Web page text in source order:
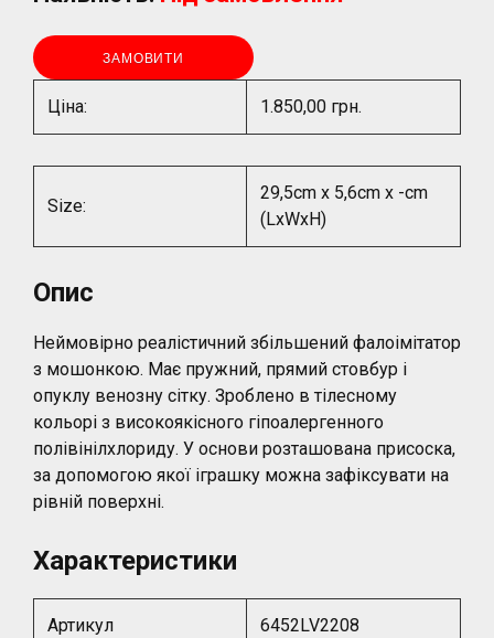
ЗАМОВИТИ
Ціна: 1.850,00 грн.
Size:
29,5cm x 5,6cm x -cm
(LxWxH)
Опис
Неймовірно реалістичний збільшений фалоімітатор
з мошонкою. Має пружний, прямий стовбур і
опуклу венозну сітку. Зроблено в тілесному
кольорі з високоякісного гіпоалергенного
полівінілхлориду. У основи розташована присоска,
за допомогою якої іграшку можна зафіксувати на
рівній поверхні.
Характеристики
Артикул 6452LV2208